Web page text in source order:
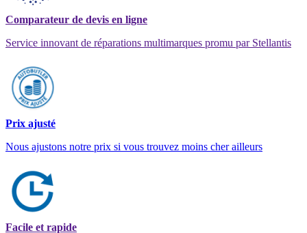
Comparateur de devis en ligne
Service innovant de réparations multimarques promu par Stellantis
Prix ajusté
Nous ajustons notre prix si vous trouvez moins cher ailleurs
Facile et rapide